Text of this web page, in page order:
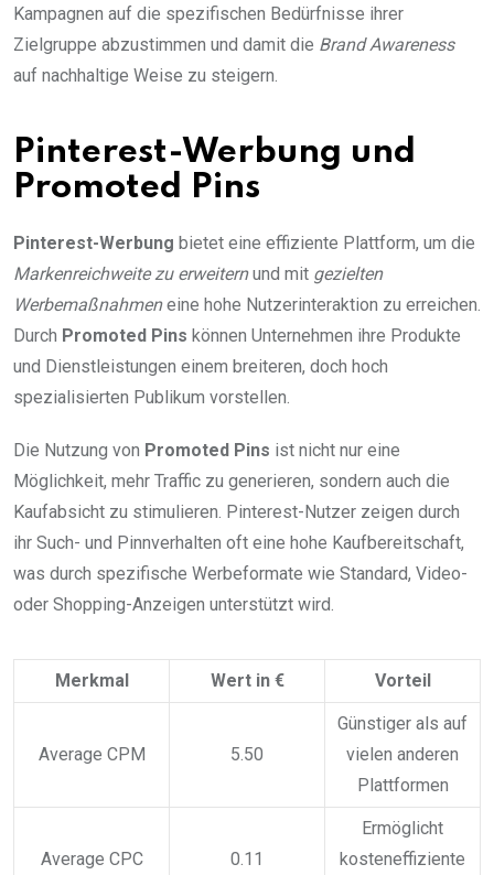
Kampagnen auf die spezifischen Bedürfnisse ihrer
Zielgruppe abzustimmen und damit die Brand Awareness
auf nachhaltige Weise zu steigern.
Pinterest-Werbung und
Promoted Pins
Pinterest-Werbung bietet eine effiziente Plattform, um die
Markenreichweite zu erweiternund mit gezielten
Werbemaßnahmeneine hohe Nutzerinteraktion zu erreichen.
Durch Promoted Pins können Unternehmen ihre Produkte
und Dienstleistungen einem breiteren, doch hoch
spezialisierten Publikum vorstellen.
Die Nutzung von Promoted Pins ist nicht nur eine
Möglichkeit, mehr Traffic zu generieren, sondern auch die
Kaufabsicht zu stimulieren. Pinterest-Nutzer zeigen durch
ihr Such- und Pinnverhalten oft eine hohe Kaufbereitschaft,
was durch spezifische Werbeformate wie Standard, Video-
oder Shopping-Anzeigen unterstützt wird.
Merkmal Wert in € Vorteil
Average CPM 5.50
Günstiger als auf
vielen anderen
Plattformen
Average CPC 0.11
Ermöglicht
kosteneffiziente